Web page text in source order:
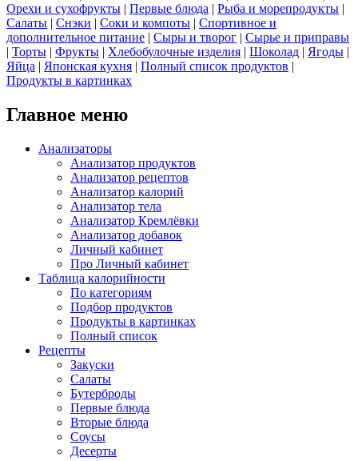
Орехи и сухофрукты | Первые блюда | Рыба и морепродукты |
Салаты | Снэки | Соки и компоты | Спортивное и
дополнительное питание | Сыры и творог | Сырье и приправы
| Торты | Фрукты | Хлебобулочные изделия | Шоколад | Ягоды |
Яйца | Японская кухня | Полный список продуктов |
Продукты в картинках
Главное меню
Анализаторы
Анализатор продуктов
Анализатор рецептов
Анализатор калорий
Анализатор тела
Анализатор Кремлёвки
Анализатор добавок
Личный кабинет
Про Личный кабинет
Таблица калорийности
По категориям
Подбор продуктов
Продукты в картинках
Полный список
Рецепты
Закуски
Салаты
Бутерброды
Первые блюда
Вторые блюда
Соусы
Десерты